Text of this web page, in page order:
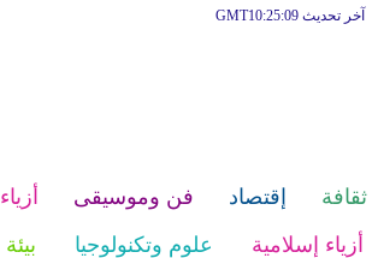
آخر تحديث GMT10:25:09
ثقافة إقتصاد فن وموسيقى أزياء
أزياء إسلامية علوم وتكنولوجيا بيئة